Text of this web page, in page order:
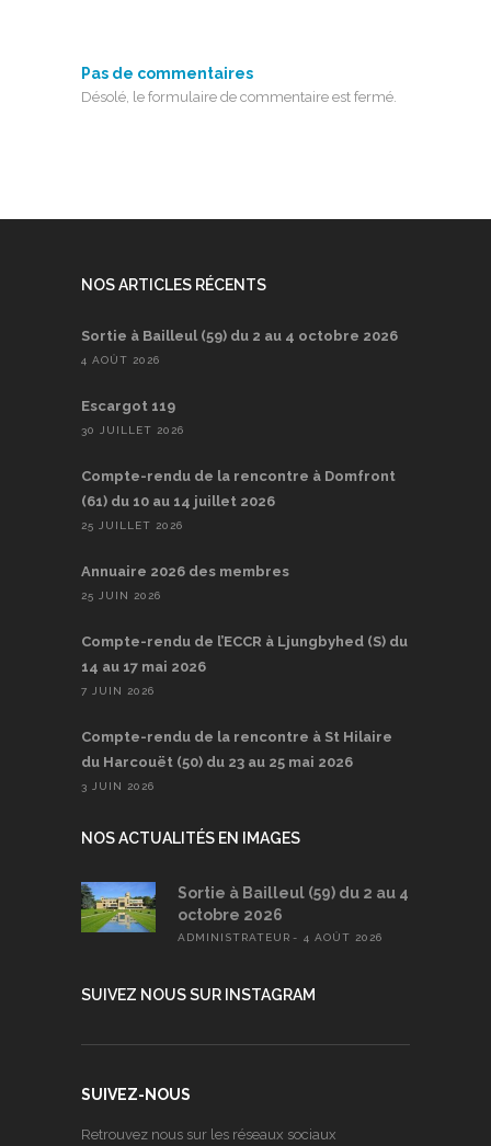
Pas de commentaires
Désolé, le formulaire de commentaire est fermé.
NOS ARTICLES RÉCENTS
Sortie à Bailleul (59) du 2 au 4 octobre 2026
4 AOÛT 2026
Escargot 119
30 JUILLET 2026
Compte-rendu de la rencontre à Domfront
(61) du 10 au 14 juillet 2026
25 JUILLET 2026
Annuaire 2026 des membres
25 JUIN 2026
Compte-rendu de l’ECCR à Ljungbyhed (S) du
14 au 17 mai 2026
7 JUIN 2026
Compte-rendu de la rencontre à St Hilaire
du Harcouët (50) du 23 au 25 mai 2026
3 JUIN 2026
NOS ACTUALITÉS EN IMAGES
Sortie à Bailleul (59) du 2 au 4
octobre 2026
ADMINISTRATEUR 4 AOÛT 2026
SUIVEZ NOUS SUR INSTAGRAM
SUIVEZ-NOUS
Retrouvez nous sur les réseaux sociaux